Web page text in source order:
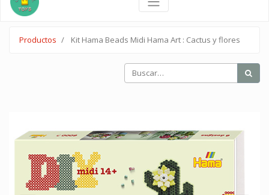
Productos Kit Hama Beads Midi Hama Art : Cactus y flores